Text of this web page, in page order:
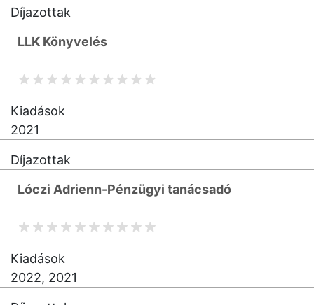
Díjazottak
LLK Könyvelés
Kiadások
2021
Díjazottak
Lóczi Adrienn-Pénzügyi tanácsadó
Kiadások
2022, 2021